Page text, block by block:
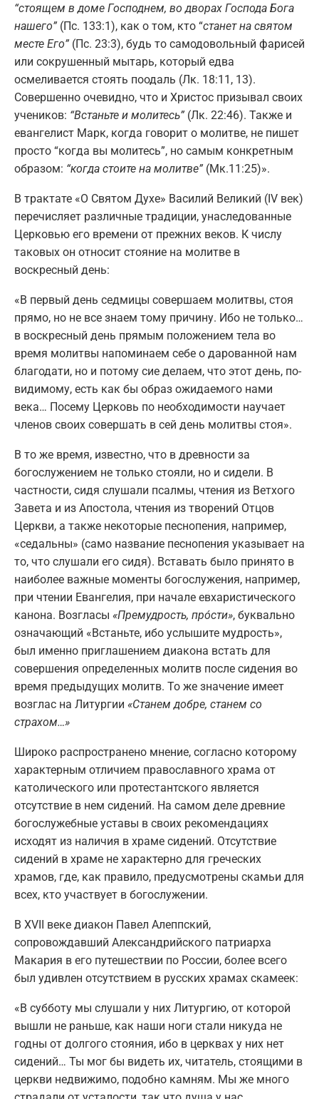
“стоящем в доме Господнем, во дворах Господа Бога
нашего” (Пс. 133:1), как о том, кто “станет на святом
месте Его” (Пс. 23:3), будь то самодовольный фарисей
или сокрушенный мытарь, который едва
осмеливается стоять поодаль (Лк. 18:11, 13).
Совершенно очевидно, что и Христос призывал своих
учеников: “Встаньте и молитесь” (Лк. 22:46). Также и
евангелист Марк, когда говорит о молитве, не пишет
просто “когда вы молитесь”, но самым конкретным
образом: “когда стоите на молитве” (Мк.11:25)».
В трактате «О Святом Духе» Василий Великий (IV век)
перечисляет различные традиции, унаследованные
Церковью его времени от прежних веков. К числу
таковых он относит стояние на молитве в
воскресный день:
«В первый день седмицы совершаем молитвы, стоя
прямо, но не все знаем тому причину. Ибо не только…
в воскресный день прямым положением тела во
время молитвы напоминаем себе о дарованной нам
благодати, но и потому сие делаем, что этот день, по-
видимому, есть как бы образ ожидаемого нами
века… Посему Церковь по необходимости научает
членов своих совершать в сей день молитвы стоя».
В то же время, известно, что в древности за
богослужением не только стояли, но и сидели. В
частности, сидя слушали псалмы, чтения из Ветхого
Завета и из Апостола, чтения из творений Отцов
Церкви, а также некоторые песнопения, например,
«седальны» (само название песнопения указывает на
то, что слушали его сидя). Вставать было принято в
наиболее важные моменты богослужения, например,
при чтении Евангелия, при начале евхаристического
канона. Возгласы «Премудрость, прóсти», буквально
означающий «Встаньте, ибо услышите мудрость»,
был именно приглашением диакона встать для
совершения определенных молитв после сидения во
время предыдущих молитв. То же значение имеет
возглас на Литургии «Станем добре, станем со
страхом…»
Широко распространено мнение, согласно которому
характерным отличием православного храма от
католического или протестантского является
отсутствие в нем сидений. На самом деле древние
богослужебные уставы в своих рекомендациях
исходят из наличия в храме сидений. Отсутствие
сидений в храме не характерно для греческих
храмов, где, как правило, предусмотрены скамьи для
всех, кто участвует в богослужении.
В XVII веке диакон Павел Алеппский,
сопровождавший Александрийского патриарха
Макария в его путешествии по России, более всего
был удивлен отсутствием в русских храмах скамеек:
«В субботу мы слушали у них Литургию, от которой
вышли не раньше, как наши ноги стали никуда не
годны от долгого стояния, ибо в церквах у них нет
сидений… Ты мог бы видеть их, читатель, стоящими в
церкви недвижимо, подобно камням. Мы же много